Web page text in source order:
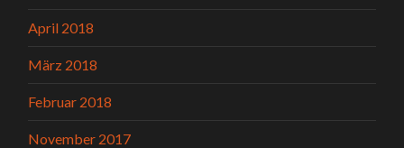
April 2018
März 2018
Februar 2018
November 2017